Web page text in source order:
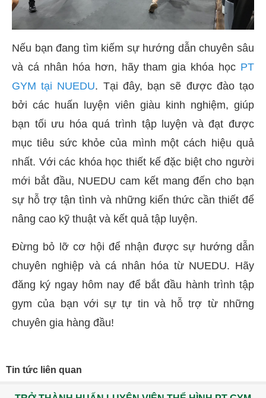
Nếu bạn đang tìm kiếm sự hướng dẫn chuyên sâu
và cá nhân hóa hơn, hãy tham gia khóa học PT
GYM tại NUEDU. Tại đây, bạn sẽ được đào tạo
bởi các huấn luyện viên giàu kinh nghiệm, giúp
bạn tối ưu hóa quá trình tập luyện và đạt được
mục tiêu sức khỏe của mình một cách hiệu quả
nhất. Với các khóa học thiết kế đặc biệt cho người
mới bắt đầu, NUEDU cam kết mang đến cho bạn
sự hỗ trợ tận tình và những kiến thức cần thiết để
nâng cao kỹ thuật và kết quả tập luyện.
Đừng bỏ lỡ cơ hội để nhận được sự hướng dẫn
chuyên nghiệp và cá nhân hóa từ NUEDU. Hãy
đăng ký ngay hôm nay để bắt đầu hành trình tập
gym của bạn với sự tự tin và hỗ trợ từ những
chuyên gia hàng đầu!
Tin tức liên quan